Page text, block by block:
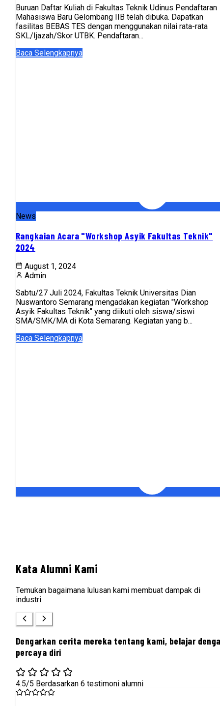
Buruan Daftar Kuliah di Fakultas Teknik Udinus Pendaftaran
Mahasiswa Baru Gelombang IIB telah dibuka. Dapatkan
fasilitas BEBAS TES dengan menggunakan nilai rata-rata
SKL/Ijazah/Skor UTBK. Pendaftaran...
Baca Selengkapnya
News
Rangkaian Acara "Workshop Asyik Fakultas Teknik"
2024
August 1, 2024
Admin
Sabtu/27 Juli 2024, Fakultas Teknik Universitas Dian
Nuswantoro Semarang mengadakan kegiatan "Workshop
Asyik Fakultas Teknik" yang diikuti oleh siswa/siswi
SMA/SMK/MA di Kota Semarang. Kegiatan yang b...
Baca Selengkapnya
Kata Alumni Kami
Temukan bagaimana lulusan kami membuat dampak di
industri.
Dengarkan cerita mereka tentang kami, belajar
percaya diri
4.5/5 Berdasarkan 6 testimoni alumni